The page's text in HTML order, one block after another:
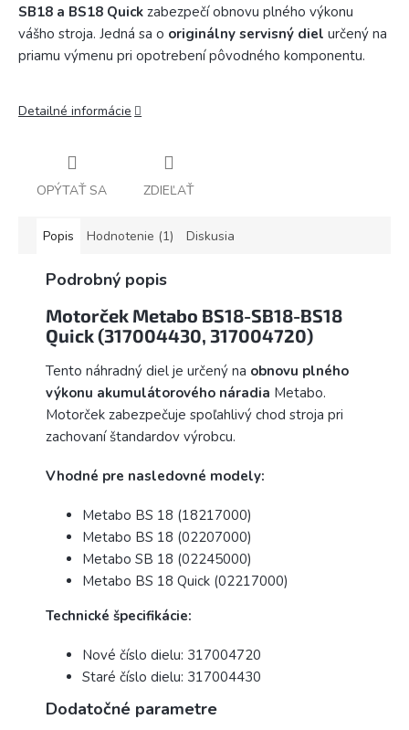
SB18 a BS18 Quick zabezpečí obnovu plného výkonu
vášho stroja. Jedná sa o originálny servisný diel určený na
priamu výmenu pri opotrebení pôvodného komponentu.
Detailné informácie
OPÝTAŤ SA ZDIEĽAŤ
Popis Hodnotenie (1) Diskusia
Podrobný popis
Motorček Metabo BS18-SB18-BS18
Quick (317004430, 317004720)
Tento náhradný diel je určený na obnovu plného
výkonu akumulátorového náradia Metabo.
Motorček zabezpečuje spoľahlivý chod stroja pri
zachovaní štandardov výrobcu.
Vhodné pre nasledovné modely:
Metabo BS 18 (18217000)
Metabo BS 18 (02207000)
Metabo SB 18 (02245000)
Metabo BS 18 Quick (02217000)
Technické špecifikácie:
Nové číslo dielu: 317004720
Staré číslo dielu: 317004430
Dodatočné parametre